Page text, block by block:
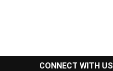
CONNECT WITH US